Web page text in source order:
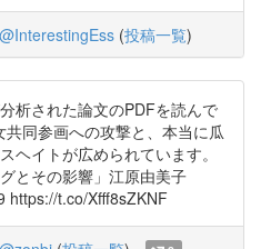
@InterestingEss (投稿一覧)
析された論文のPDFを読んで
同参画への攻撃と、本当に瓜
ヘイトが広められています。
とその影響」江原由美子
https://t.co/Xfff8sZKNF